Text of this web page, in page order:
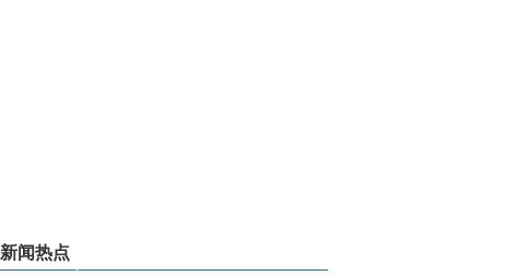
新闻热点